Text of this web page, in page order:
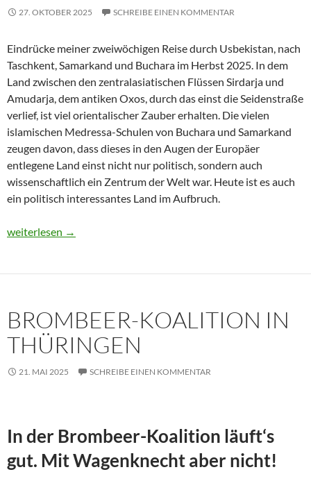
27. OKTOBER 2025 SCHREIBE EINEN KOMMENTAR
Eindrücke meiner zweiwöchigen Reise durch Usbekistan, nach
Taschkent, Samarkand und Buchara im Herbst 2025. In dem
Land zwischen den zentralasiatischen Flüssen Sirdarja und
Amudarja, dem antiken Oxos, durch das einst die Seidenstraße
verlief, ist viel orientalischer Zauber erhalten. Die vielen
islamischen Medressa-Schulen von Buchara und Samarkand
zeugen davon, dass dieses in den Augen der Europäer
entlegene Land einst nicht nur politisch, sondern auch
wissenschaftlich ein Zentrum der Welt war. Heute ist es auch
ein politisch interessantes Land im Aufbruch.
Usbekistan 2025: Unterwegs in einem Land im Aufbruch
weiterlesen →
BROMBEER-KOALITION IN
THÜRINGEN
21. MAI 2025 SCHREIBE EINEN KOMMENTAR
In der Brombeer-Koalition läuft‘s
gut. Mit Wagenknecht aber nicht!